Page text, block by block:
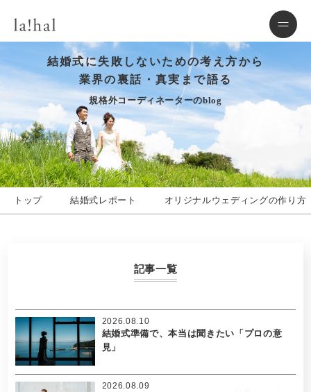
結婚式に失敗しないための考え方から
業界の裏話・真実まで語る
規格外コーディネーターのblog
トップ 結婚式レポート オリジナルウェディングの作り方
記事一覧
結婚式準備で、本当は聞きたい「プロの意
見」
2026.08.10
2026.08.09